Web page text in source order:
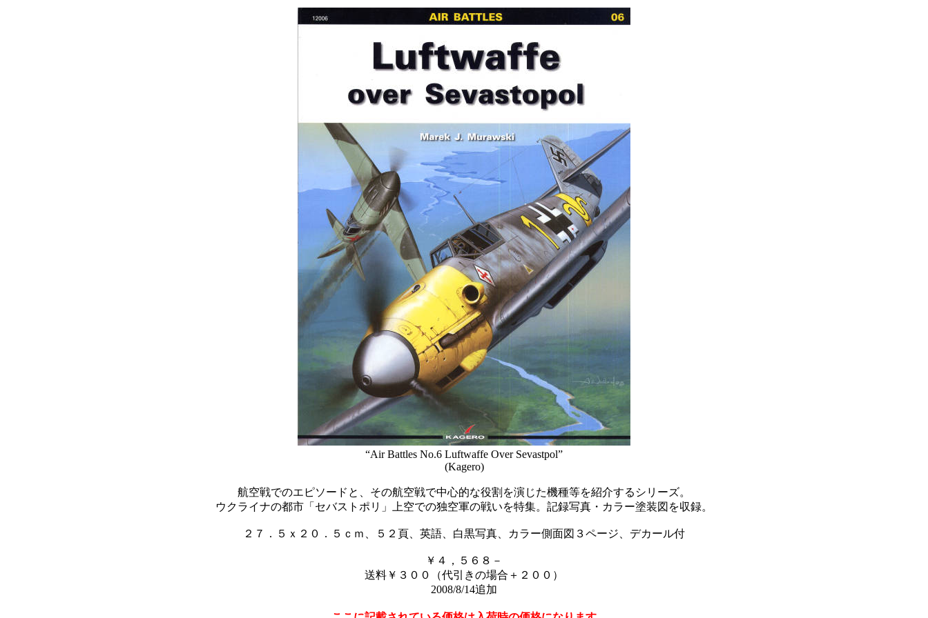
“Air Battles No.6 Luftwaffe Over Sevastpol”
(Kagero)
航空戦でのエピソードと、その航空戦で中心的な役割を演じた機種等を紹介するシリーズ。
ウクライナの都市「セバストポリ」上空での独空軍の戦いを特集。記録写真・カラー塗装図を収録。
２７．５ｘ２０．５ｃｍ、５２頁、英語、白黒写真、カラー側面図３ページ、デカール付
￥４，５６８－
送料￥３００（代引きの場合＋２００）
2008/8/14追加